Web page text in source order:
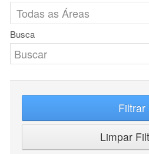
Busca
Filtrar
Limpar